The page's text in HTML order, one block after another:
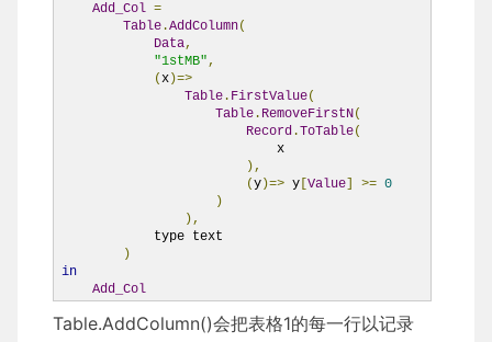
Add_Col =
Table .AddColumn(
Data,
"1stMB",
(x )=˃
Table . FirstValue(
Table . RemoveFirstN(
Record .ToTable(
                            x
),
(y )=˃ y Value ˃= 0
)
),
            type text
)
in
Add_Col
Table.AddColumn()会把表格1的每一行以记录